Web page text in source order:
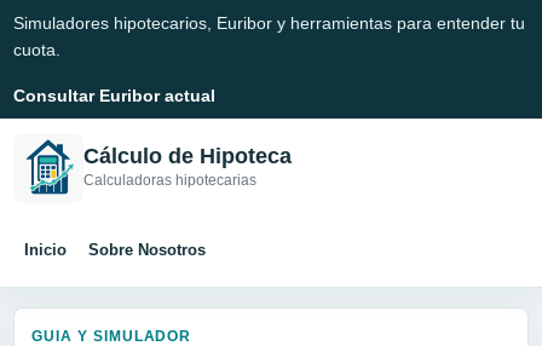
Simuladores hipotecarios, Euribor y herramientas para entender tu
cuota.
Consultar Euribor actual
Cálculo de Hipoteca
Calculadoras hipotecarias
Inicio Sobre Nosotros
GUIA Y SIMULADOR